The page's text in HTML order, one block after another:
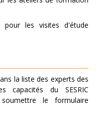
pour les visites d'étude
la liste des experts des
capacités du SESRIC
le formulaire